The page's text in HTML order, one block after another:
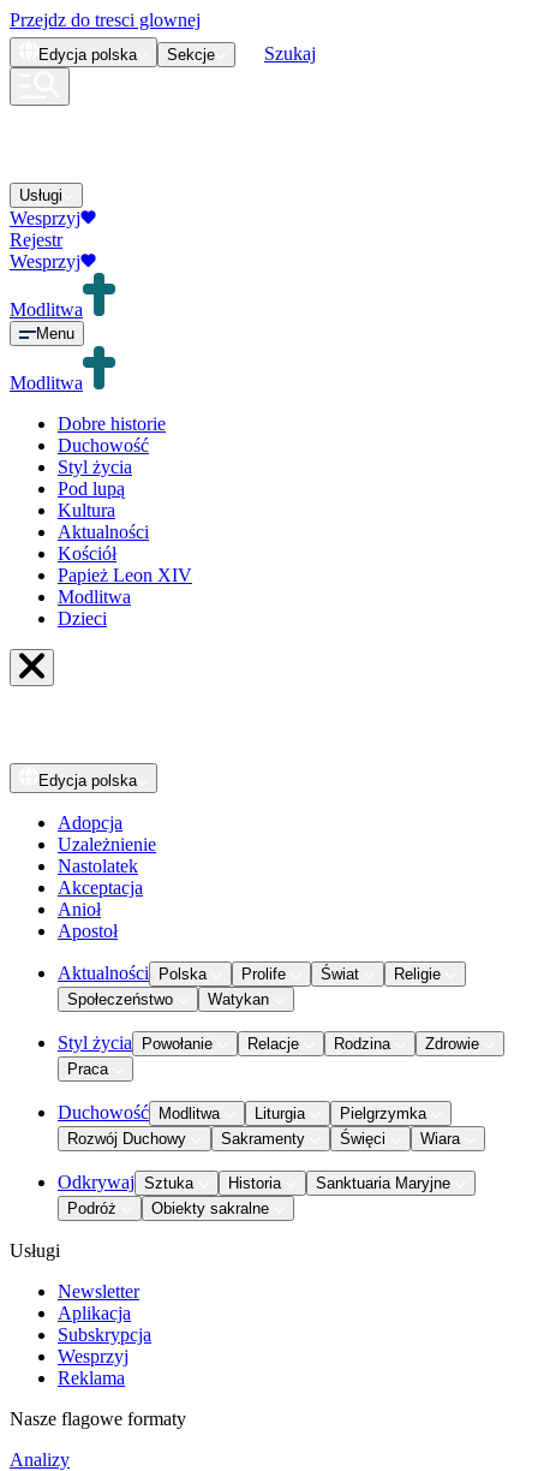
Przejdz do tresci glownej
Edycja polska Sekcje Szukaj
Usługi
Wesprzyj
Rejestr
Wesprzyj
Modlitwa
Menu
Modlitwa
Dobre historie
Duchowość
Styl życia
Pod lupą
Kultura
Aktualności
Kościół
Papież Leon XIV
Modlitwa
Dzieci
Edycja polska
Adopcja
Uzależnienie
Nastolatek
Akceptacja
Anioł
Apostoł
Aktualności Polska Prolife Świat
Religie
Społeczeństwo
Watykan
Styl życia Powołanie Relacje Rodzina
Zdrowie
Praca
Duchowość Modlitwa Liturgia
Pielgrzymka
Rozwój Duchowy
Sakramenty Święci Wiara
Odkrywaj Sztuka Historia
Sanktuaria Maryjne
Podróż
Obiekty sakralne
Usługi
Newsletter
Aplikacja
Subskrypcja
Wesprzyj
Reklama
Nasze flagowe formaty
Analizy